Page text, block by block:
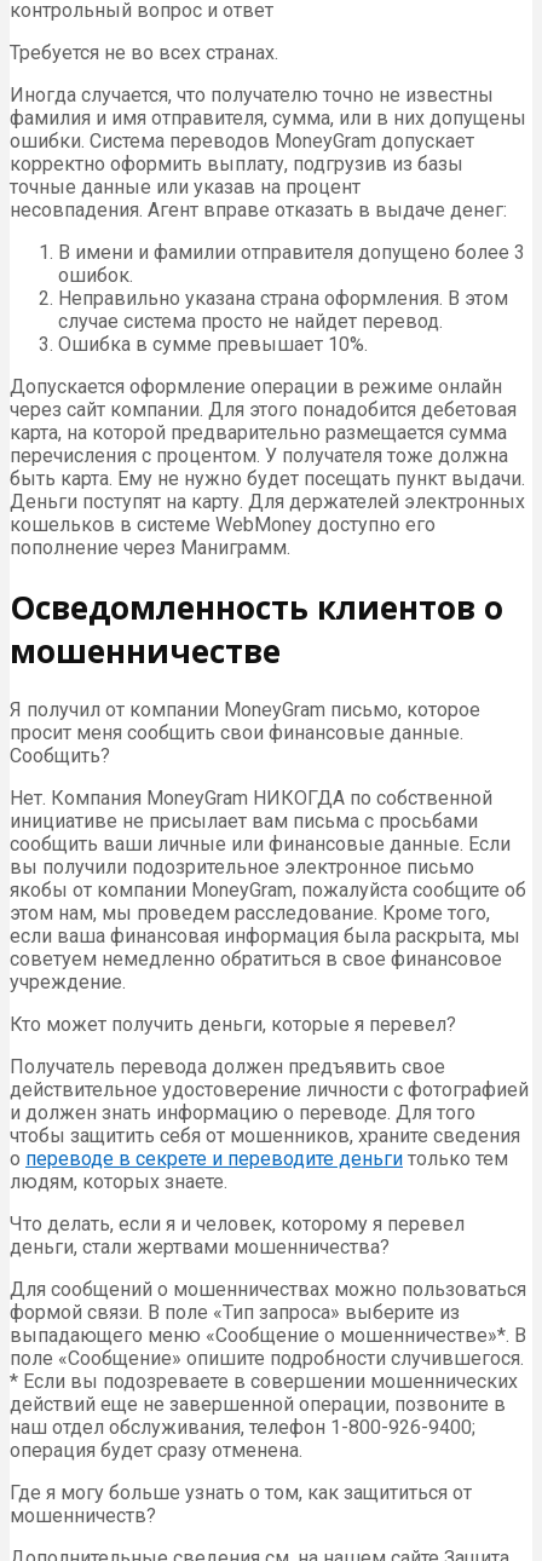
контрольный вопрос и ответ
Требуется не во всех странах.
Иногда случается, что получателю точно не известны
фамилия и имя отправителя, сумма, или в них допущены
ошибки. Система переводов MoneyGram допускает
корректно оформить выплату, подгрузив из базы
точные данные или указав на процент
несовпадения. Агент вправе отказать в выдаче денег:
В имени и фамилии отправителя допущено более 3
ошибок.
Неправильно указана страна оформления. В этом
случае система просто не найдет перевод.
Ошибка в сумме превышает 10%.
Допускается оформление операции в режиме онлайн
через сайт компании. Для этого понадобится дебетовая
карта, на которой предварительно размещается сумма
перечисления с процентом. У получателя тоже должна
быть карта. Ему не нужно будет посещать пункт выдачи.
Деньги поступят на карту. Для держателей электронных
кошельков в системе WebMoney доступно его
пополнение через Маниграмм.
Осведомленность клиентов о
мошенничестве
Я получил от компании MoneyGram письмо, которое
просит меня сообщить свои финансовые данные.
Сообщить?
Нет. Компания MoneyGram НИКОГДА по собственной
инициативе не присылает вам письма с просьбами
сообщить ваши личные или финансовые данные. Если
вы получили подозрительное электронное письмо
якобы от компании MoneyGram, пожалуйста сообщите об
этом нам, мы проведем расследование. Кроме того,
если ваша финансовая информация была раскрыта, мы
советуем немедленно обратиться в свое финансовое
учреждение.
Кто может получить деньги, которые я перевел?
Получатель перевода должен предъявить свое
действительное удостоверение личности с фотографией
и должен знать информацию о переводе. Для того
чтобы защитить себя от мошенников, храните сведения
о переводе в секрете и переводите деньги только тем
людям, которых знаете.
Что делать, если я и человек, которому я перевел
деньги, стали жертвами мошенничества?
Для сообщений о мошенничествах можно пользоваться
формой связи. В поле «Тип запроса» выберите из
выпадающего меню «Сообщение о мошенничестве»*. В
поле «Сообщение» опишите подробности случившегося.
* Если вы подозреваете в совершении мошеннических
действий еще не завершенной операции, позвоните в
наш отдел обслуживания, телефон 1-800-926-9400;
операция будет сразу отменена.
Где я могу больше узнать о том, как защититься от
мошенничеств?